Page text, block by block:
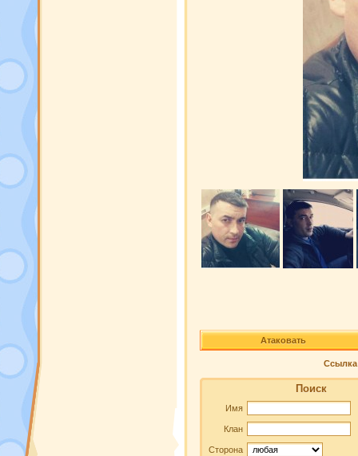
Атаковать
Ссылка
Поиск
Имя
Клан
Сторона